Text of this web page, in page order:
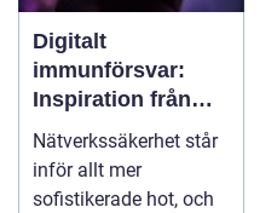
Digitalt
immunförsvar:
Inspiration från
biologiska system
för att stärka
nätverkssäkerhet
Nätverkssäkerhet står
inför allt mer
sofistikerade hot, och